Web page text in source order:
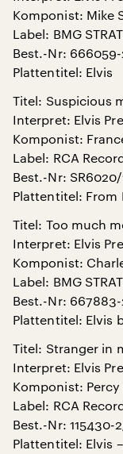
Komponist: Mike
Label: BMG
Best.-Nr: 666059-
Plattentitel: Elvis
Titel: Suspicious
Interpret: Elvis
Komponist:
Label: RCA
Best.-Nr: SR6020/
Plattentitel: From
Titel: Too much
Interpret: Elvis
Komponist:
Label: BMG
Best.-Nr: 667883-
Plattentitel: Elvis
Titel: Stranger in
Interpret: Elvis
Komponist:
Label: RCA
Best.-Nr: 115430-
Plattentitel: Elvis